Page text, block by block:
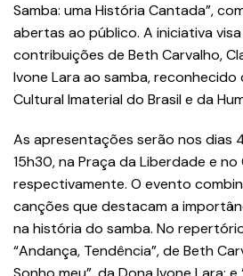
Samba: uma História Cantada”,
abertas ao público. A iniciativa
contribuições de Beth Carvalho,
Ivone Lara ao samba,
Cultural Imaterial do Brasil e da
As apresentações serão nos dias
15h30, na Praça da Liberdade e
respectivamente. O evento
canções que destacam a
na história do samba. No
“Andança, Tendência”, de Beth